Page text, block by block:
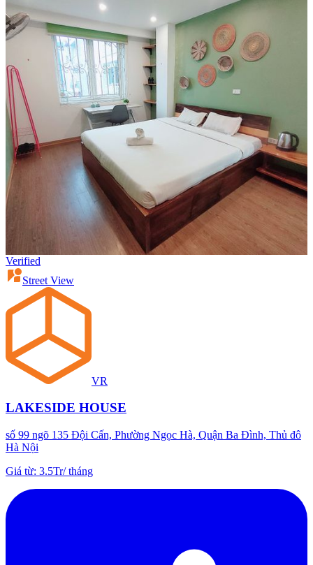
Verified
Street View
VR
LAKESIDE HOUSE
số 99 ngõ 135 Đội Cấn, Phường Ngọc Hà, Quận Ba Đình, Thủ đô
Hà Nội
Giá từ: 3.5Tr/tháng